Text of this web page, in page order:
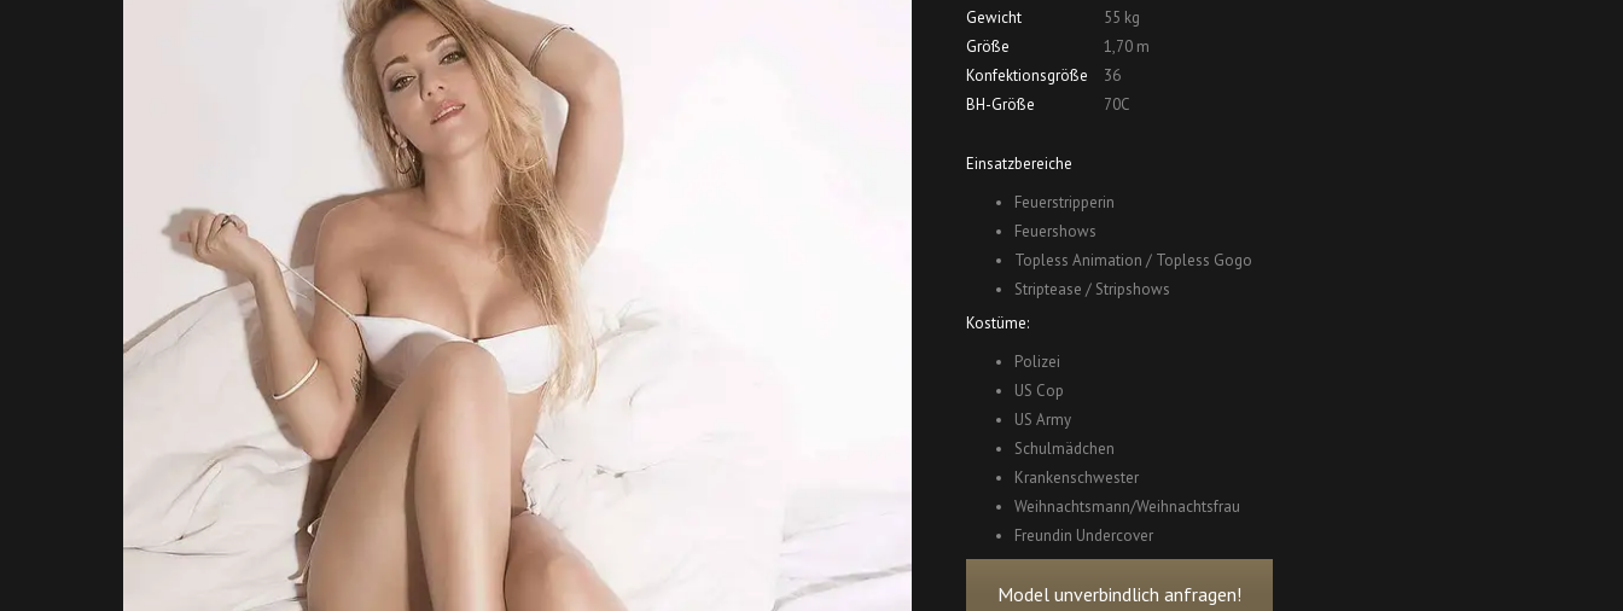
Gewicht
55 kg
Größe
1,70 m
Konfektionsgröße
36
BH-Größe
70C
Einsatzbereiche
Feuerstripperin
Feuershows
Topless Animation / Topless Gogo
Striptease / Stripshows
Kostüme:
Polizei
US Cop
US Army
Schulmädchen
Krankenschwester
Weihnachtsmann/Weihnachtsfrau
Freundin Undercover
Model unverbindlich anfragen!